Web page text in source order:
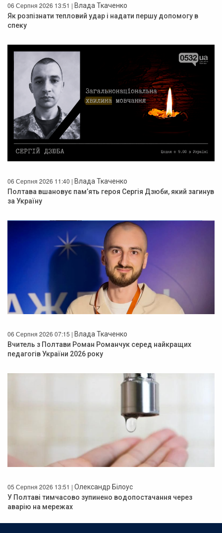
06 Серпня 2026 13:51 | Влада Ткаченко
Як розпізнати тепловий удар і надати першу допомогу в
спеку
06 Серпня 2026 11:40 | Влада Ткаченко
Полтава вшановує пам’ять героя Сергія Дзюби, який загинув
за Україну
06 Серпня 2026 07:15 | Влада Ткаченко
Вчитель з Полтави Роман Романчук серед найкращих
педагогів України 2026 року
05 Серпня 2026 13:51 | Олександр Білоус
У Полтаві тимчасово зупинено водопостачання через
аварію на мережах